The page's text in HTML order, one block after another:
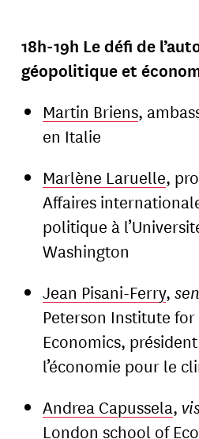
18h-19h Le défi de
géopolitique et
Martin Briens,
en Italie
Marlène Laruelle,
Affaires
politique à
Washington
Jean Pisani-Ferry,
Peterson Institute
Economics,
l’économie pour le
Andrea Capussela,
London school of